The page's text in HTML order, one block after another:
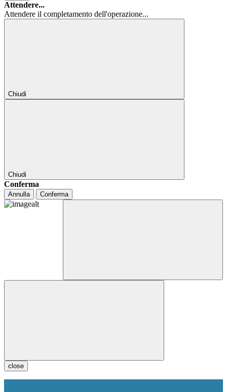
Attendere...
Attendere il completamento dell'operazione...
Chiudi
Chiudi
Conferma
Annulla Conferma
close